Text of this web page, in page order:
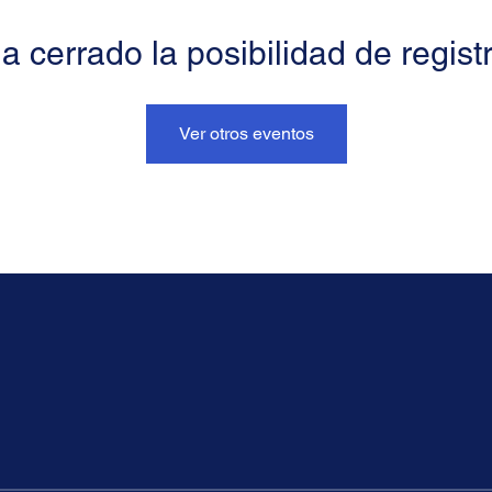
cerrado la posibilidad de
Ver otros eventos